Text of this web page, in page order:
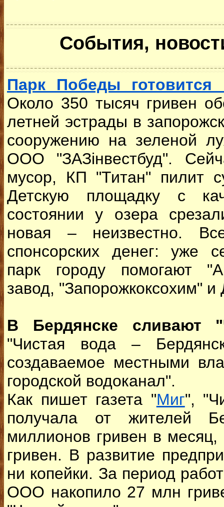
События,
Парк Победы готовится
Около 350 тысяч гривен
летней эстрады в
сооружению на зеленой
ООО "ЗАЗінвестбуд".
мусор, КП "Титан" пилит
Детскую площадку с
состоянии у озера
новая – неизвестно.
спонсорских денег: уже
парк городу помогают
завод, "Запорожкоксохим" и
В Бердянске сливают
"Чистая вода –
создаваемое местными
городской водоканал".
Как пишет газета "Миг",
получала от жителей
миллионов гривен в
гривен. В развитие
ни копейки. За период
ООО накопило 27 млн